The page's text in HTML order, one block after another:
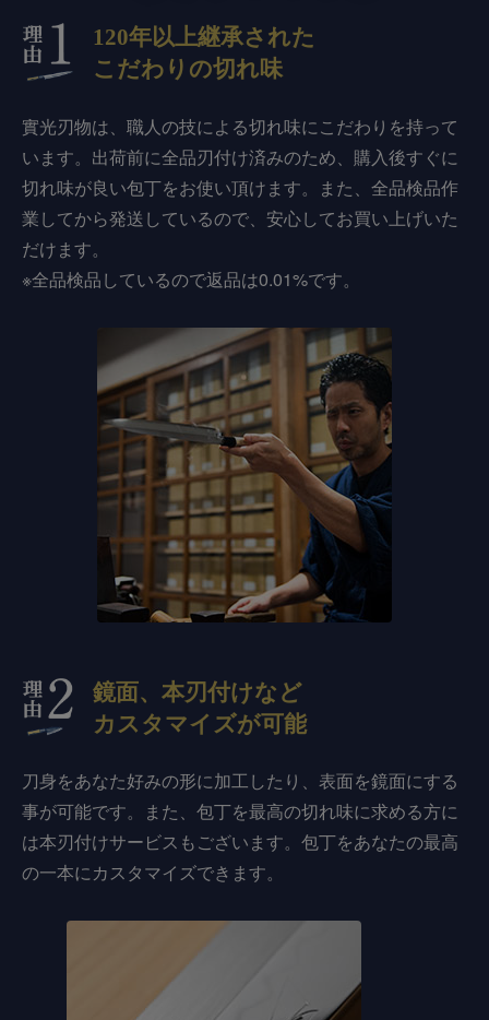
120年以上継承された
こだわりの切れ味
實光刃物は、職人の技による切れ味にこだわりを持って
います。出荷前に全品刃付け済みのため、購入後すぐに
切れ味が良い包丁をお使い頂けます。また、全品検品作
業してから発送しているので、安心してお買い上げいた
だけます。
※全品検品しているので返品は0.01%です。
鏡面、本刃付けなど
カスタマイズが可能
刀身をあなた好みの形に加工したり、表面を鏡面にする
事が可能です。また、包丁を最高の切れ味に求める方に
は本刃付けサービスもございます。包丁をあなたの最高
の一本にカスタマイズできます。